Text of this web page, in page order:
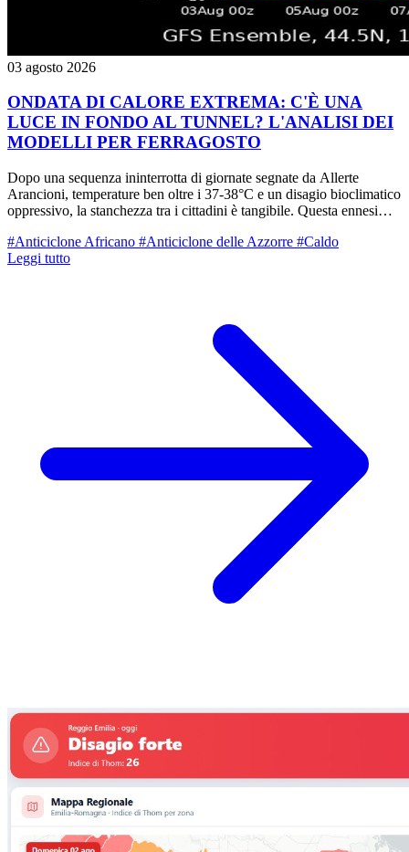
03 agosto 2026
ONDATA DI CALORE EXTREMA: C'È UNA
LUCE IN FONDO AL TUNNEL? L'ANALISI DEI
MODELLI PER FERRAGOSTO
Dopo una sequenza ininterrotta di giornate segnate da Allerte
Arancioni, temperature ben oltre i 37-38°C e un disagio bioclimatico
oppressivo, la stanchezza tra i cittadini è tangibile. Questa ennesima
ed evidenzia ancora una volta come la nostra regione si trovi nel
cuore di uno dei principali "hot-spot" climatici del Pianeta. La
profondi — trasformano queste configurazioni sinottiche in veri e
propri "forni a microonde" atmosferici.
#Anticiclone Africano #Anticiclone delle Azzorre #Caldo
Leggi tutto